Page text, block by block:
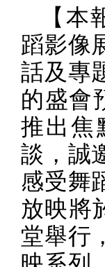
【
蹈影像
話及專
的盛會
推出焦
談，誠
感受舞
放映將
堂舉行